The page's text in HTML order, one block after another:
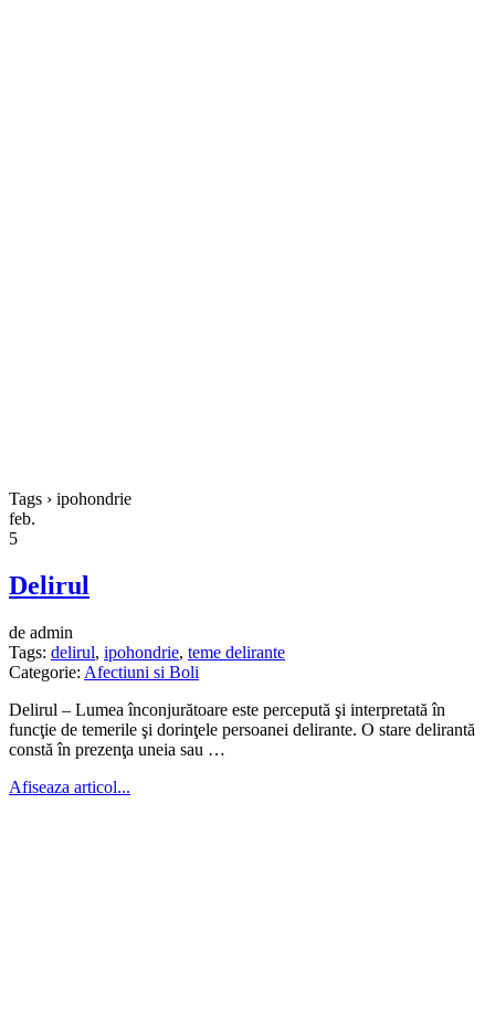
Tags › ipohondrie
feb.
5
Delirul
de admin
Tags: delirul, ipohondrie, teme delirante
Categorie: Afectiuni si Boli
Delirul – Lumea înconjurătoare este percepută şi interpretată în
funcţie de temerile şi dorinţele persoanei delirante. O stare delirantă
constă în prezenţa uneia sau …
Afiseaza articol...